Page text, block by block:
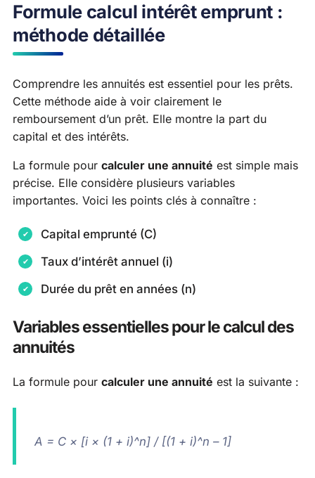
Formule calcul intérêt emprunt :
méthode détaillée
Comprendre les annuités est essentiel pour les prêts.
Cette méthode aide à voir clairement le
remboursement d’un prêt. Elle montre la part du
capital et des intérêts.
La formule pour calculer une annuité est simple mais
précise. Elle considère plusieurs variables
importantes. Voici les points clés à connaître :
Capital emprunté (C)
Taux d’intérêt annuel (i)
Durée du prêt en années (n)
Variables essentielles pour le calcul des
annuités
La formule pour calculer une annuité est la suivante :
A = C × [i × (1 + i)^n] / [(1 + i)^n – 1]